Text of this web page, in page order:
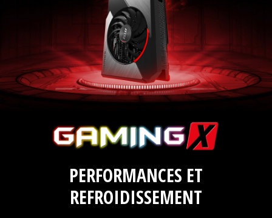
PERFORMANCES ET
REFROIDISSEMENT